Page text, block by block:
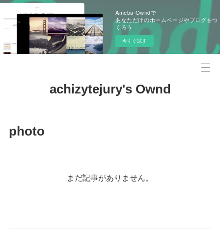
Ameba Owndで
あなただけのホームページやブログをつ
くろう
今すぐ試す
achizytejury's Ownd
photo
まだ記事がありません。